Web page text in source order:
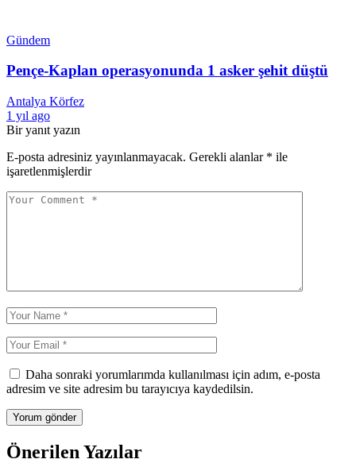
Gündem
Pençe-Kaplan operasyonunda 1 asker şehit düştü
Antalya Körfez
1 yıl ago
Bir yanıt yazın
E-posta adresiniz yayınlanmayacak. Gerekli alanlar * ile
işaretlenmişlerdir
Daha sonraki yorumlarımda kullanılması için adım, e-posta
adresim ve site adresim bu tarayıcıya kaydedilsin.
Önerilen Yazılar